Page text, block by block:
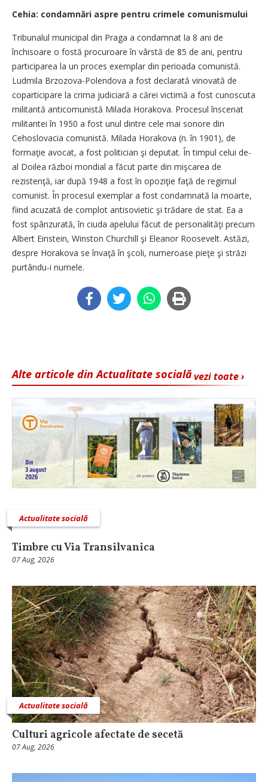
Cehia: condamnări aspre pentru crimele comunismului
Tribunalul municipal din Praga a condamnat la 8 ani de
închisoare o fostă procuroare în vârstă de 85 de ani, pentru
participarea la un proces exemplar din perioada comunistă.
Ludmila Brzozova-Polendova a fost declarată vinovată de
coparticipare la crima judiciară a cărei victimă a fost cunoscuta
militantă anticomunistă Milada Horakova. Procesul înscenat
militantei în 1950 a fost unul dintre cele mai sonore din
Cehoslovacia comunistă. Milada Horakova (n. în 1901), de
formaţie avocat, a fost politician şi deputat. În timpul celui de-
al Doilea război mondial a făcut parte din mişcarea de
rezistenţă, iar după 1948 a fost în opoziţie faţă de regimul
comunist. În procesul exemplar a fost condamnată la moarte,
fiind acuzată de complot antisovietic şi trădare de stat. Ea a
fost spânzurată, în ciuda apelului făcut de personalităţi precum
Albert Einstein, Winston Churchill şi Eleanor Roosevelt. Astăzi,
despre Horakova se învaţă în şcoli, numeroase pieţe şi străzi
purtându-i numele.
vezi toate ›
Alte articole din Actualitate socială
Actualitate socială
Timbre cu Via Transilvanica
07 Aug, 2026
Actualitate socială
Culturi agricole afectate de secetă
07 Aug, 2026